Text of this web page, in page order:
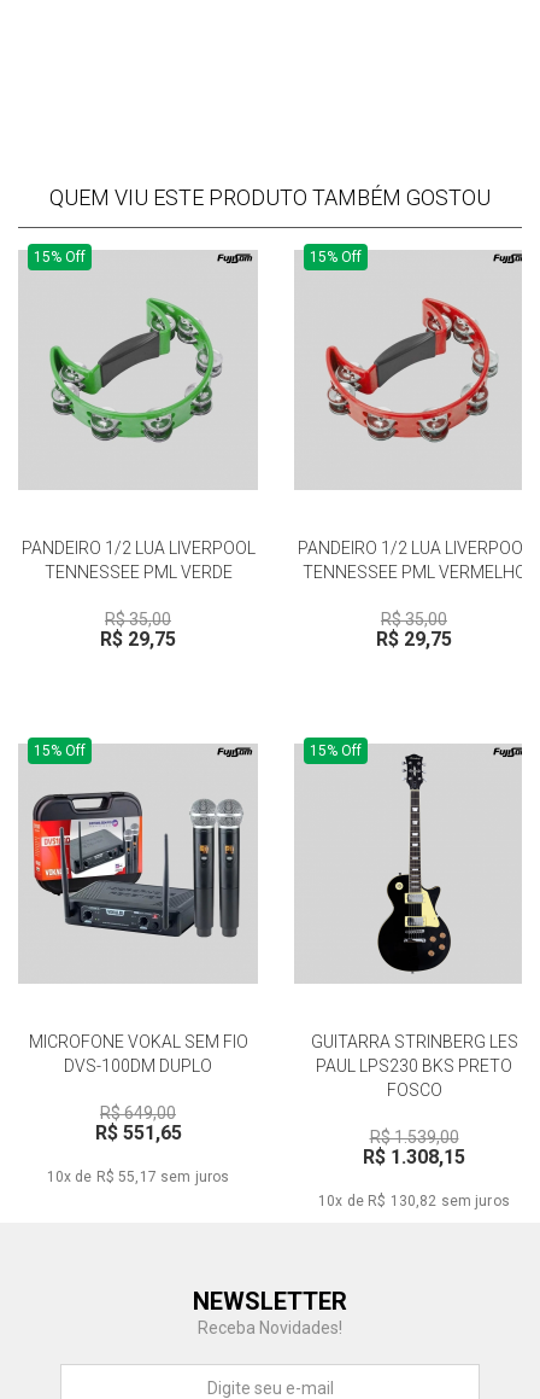
QUEM VIU ESTE PRODUTO TAMBÉM GOSTOU
15% Off
PANDEIRO 1/2 LUA LIVERPOOL
TENNESSEE PML VERDE
R$ 35,00
R$ 29,75
15% Off
PANDEIRO 1/2 LUA LIVERPOOL
TENNESSEE PML VERMELHO
R$ 35,00
R$ 29,75
15% Off
MICROFONE VOKAL SEM FIO
DVS-100DM DUPLO
R$ 649,00
R$ 551,65
10x de R$ 55,17 sem juros
15% Off
GUITARRA STRINBERG LES
PAUL LPS230 BKS PRETO
FOSCO
R$ 1.539,00
R$ 1.308,15
10x de R$ 130,82 sem juros
NEWSLETTER
Receba Novidades!